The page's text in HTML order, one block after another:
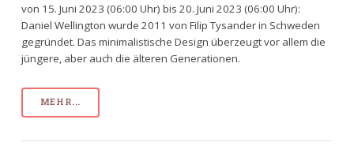
von 15. Juni 2023 (06:00 Uhr) bis 20. Juni 2023 (06:00 Uhr):
Daniel Wellington wurde 2011 von Filip Tysander in Schweden
gegründet. Das minimalistische Design überzeugt vor allem die
jüngere, aber auch die älteren Generationen.
MEHR...